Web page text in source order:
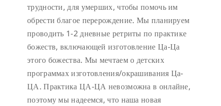
трудности, для умерших, чтобы помочь им
обрести благое перерождение. Мы планируем
проводить 1-2 дневные ретриты по практике
божеств, включающей изготовление Ца-Ца
этого божества. Мы мечтаем о детских
программах изготовления/окрашивания Ца-
ЦА. Практика ЦА-ЦА невозможна в онлайне,
поэтому мы надеемся, что наша новая